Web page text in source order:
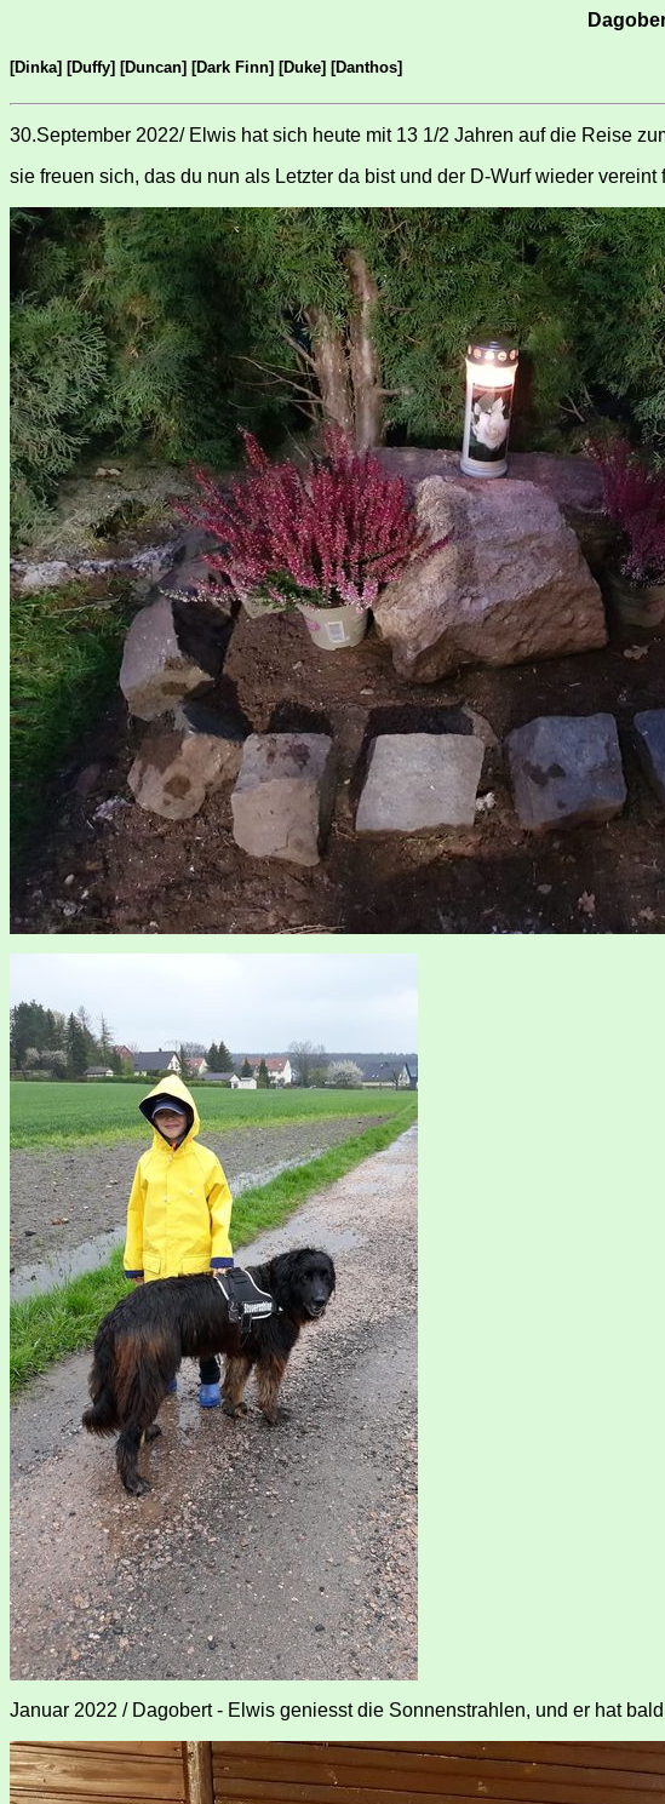
[Dinka] [Duffy] [Duncan] [Dark Finn] [Duke] [Danthos]
30.September 2022/ Elwis hat sich heute mit 13 1/2 Jahren auf die Reise
sie freuen sich, das du nun als Letzter da bist und der D-Wurf wieder
Januar 2022 / Dagobert - Elwis geniesst die Sonnenstrahlen, und er hat